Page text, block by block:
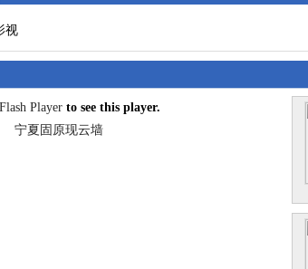
视
Playerto see this player.
宁夏固原现云墙